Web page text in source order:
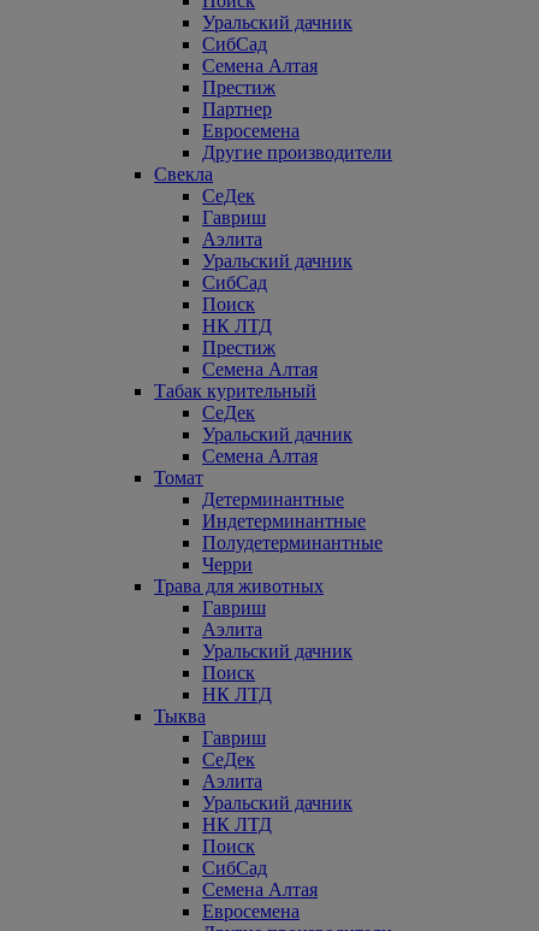
Уральский дачник
СибСад
Семена Алтая
Престиж
Партнер
Евросемена
Другие производители
Свекла
СеДек
Гавриш
Аэлита
Уральский дачник
СибСад
Поиск
НК ЛТД
Престиж
Семена Алтая
Табак курительный
СеДек
Уральский дачник
Семена Алтая
Томат
Детерминантные
Индетерминантные
Полудетерминантные
Черри
Трава для животных
Гавриш
Аэлита
Уральский дачник
Поиск
НК ЛТД
Тыква
Гавриш
СеДек
Аэлита
Уральский дачник
НК ЛТД
Поиск
СибСад
Семена Алтая
Евросемена